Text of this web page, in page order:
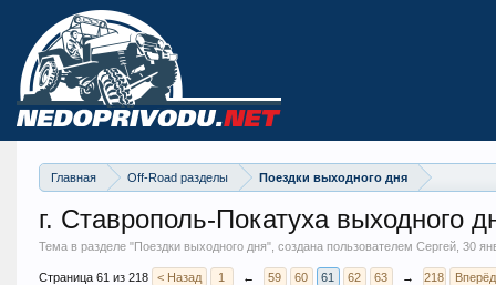
Главная Off-Road разделы Поездки выходного дня
г. Ставрополь-Покатуха выходного
Тема в разделе "Поездки выходного дня", создана пользователем Сергей, 30
Страница 61 из 218 < Назад 1 ← 59 60 61 62 63 → 218